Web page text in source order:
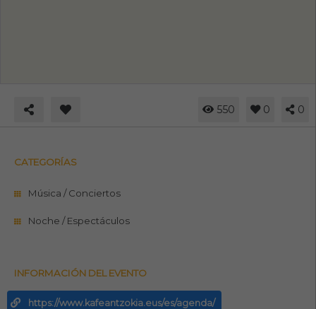
550 0 0
CATEGORÍAS
Música / Conciertos
Noche / Espectáculos
INFORMACIÓN DEL EVENTO
https://www.kafeantzokia.eus/es/agenda/